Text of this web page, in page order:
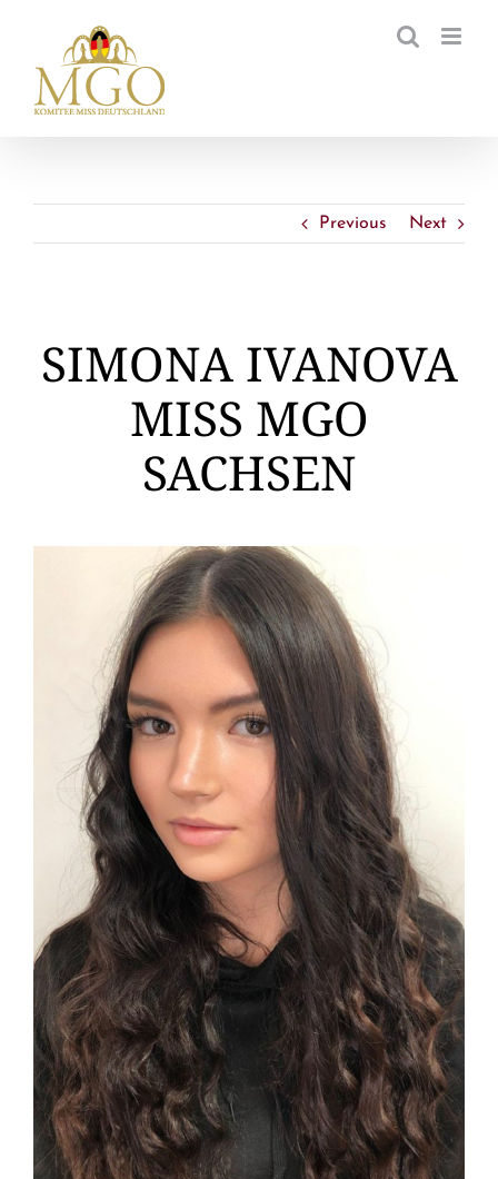
springen
Previous Next
SIMONA IVANOVA
MISS MGO
SACHSEN